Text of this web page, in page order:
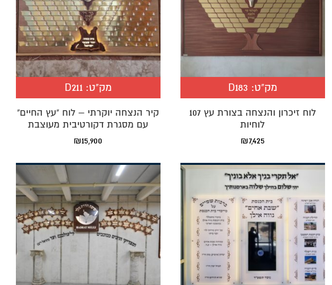
מק"ט: D183
לוח זיכרון והנצחה בצורת עץ 107
לוחיות
₪7,425
מק"ט:D211
קיר הנצחה יוקרתי – לוח "עץ החיים"
עם מסגרת דקורטיבית מעוצבת
₪15,900